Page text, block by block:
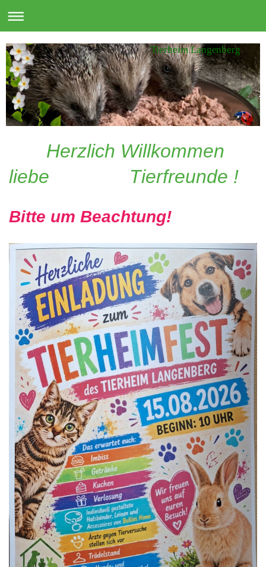
Tierheim Langenberg
Herzlich Willkommen
liebe Tierfreunde !
Bitte um Beachtung!